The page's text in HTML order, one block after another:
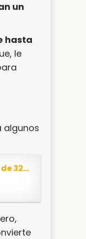
un
hasta
le
algunos
Seek Thermal CompactPro - Cámara de imagen con sensor térmico de 320 x 240 para Apple iPhone,...